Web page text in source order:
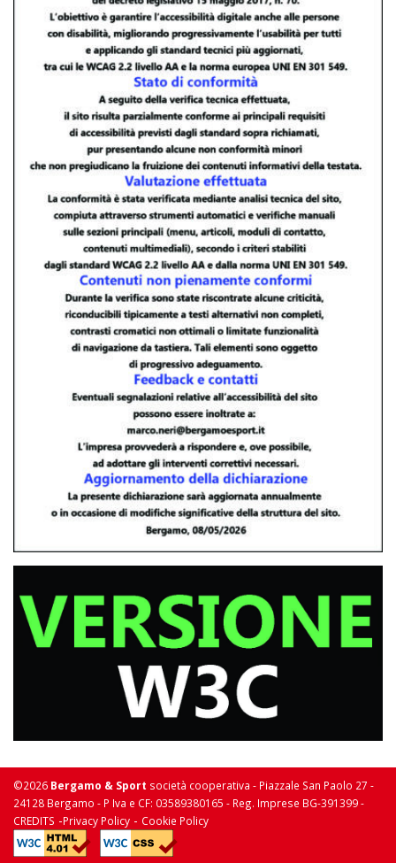
©2026 Bergamo & Sport società cooperativa - Piazzale San Paolo 27 -
24128 Bergamo - P Iva e CF: 03589380165 - Reg. Imprese BG-391399 -
CREDITS -Privacy Policy - Cookie Policy